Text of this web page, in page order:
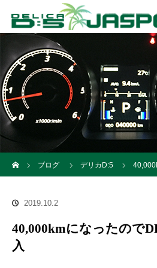
ブログ
デリカD:5
2019.10.2
40,000kmになったので
入